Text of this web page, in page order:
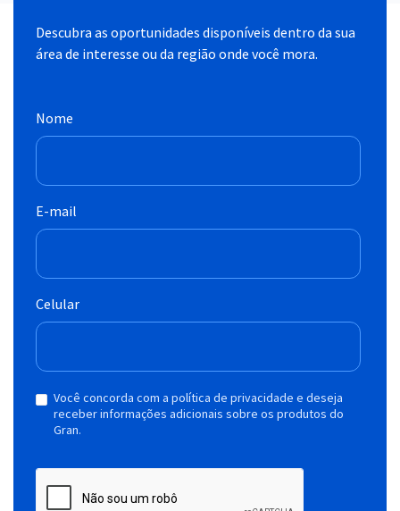
Descubra as oportunidades disponíveis dentro da sua
área de interesse ou da região onde você mora.
Nome
E-mail
Celular
Você concorda com a política de privacidade e deseja
receber informações adicionais sobre os produtos do
Gran.